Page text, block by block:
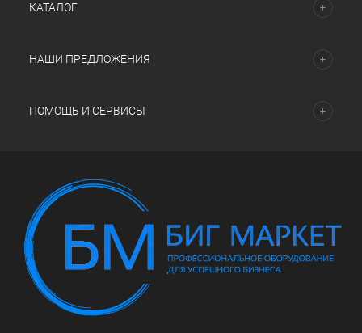
КАТАЛОГ
НАШИ ПРЕДЛОЖЕНИЯ
ПОМОЩЬ И СЕРВИСЫ